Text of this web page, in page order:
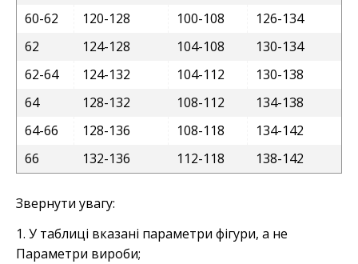
60-62
120-128 100-108
126-134
62
124-128 104-108
130-134
62-64
124-132 104-112
130-138
64
128-132 108-112
134-138
64-66
128-136 108-118
134-142
66
132-136 112-118 138-142
Звернути увагу:
1. У таблиці вказані параметри фігури, а не
Параметри вироби;